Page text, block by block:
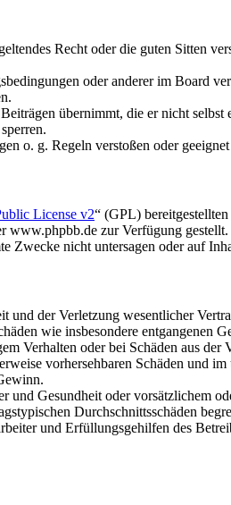
Recht oder die guten Sitten
oder anderer im Board
übernimmt, die er nicht
o. g. Regeln verstoßen oder
License v2“ (GPL)
zur Verfügung
Zwecke nicht untersagen oder auf
der Verletzung wesentlicher
wie insbesondere entgangenen
Verhalten oder bei Schäden aus
vorhersehbaren Schäden und
Gesundheit oder vorsätzlichem
Durchschnittsschäden
und Erfüllungsgehilfen des